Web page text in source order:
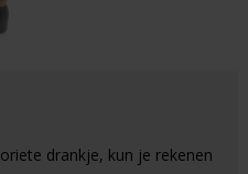
drankje, kun je rekenen